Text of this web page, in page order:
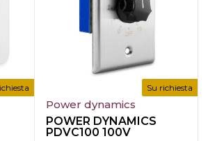
Su richiesta
Power dynamics
POWER DYNAMICS
PDVC100 100V